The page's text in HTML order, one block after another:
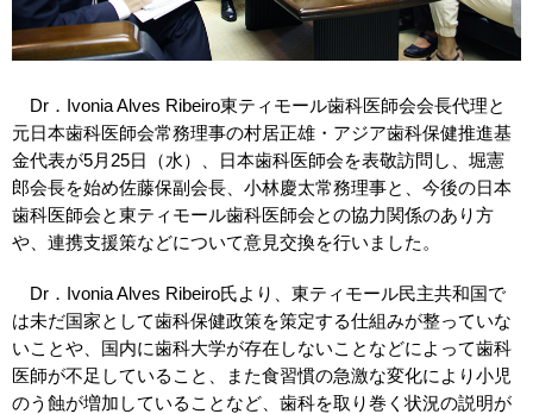
Dr．Ivonia Alves Ribeiro東ティモール歯科医師会会長代理と
元日本歯科医師会常務理事の村居正雄・アジア歯科保健推進基
金代表が5月25日（水）、日本歯科医師会を表敬訪問し、堀憲
郎会長を始め佐藤保副会長、小林慶太常務理事と、今後の日本
歯科医師会と東ティモール歯科医師会との協力関係のあり方
や、連携支援策などについて意見交換を行いました。
Dr．Ivonia Alves Ribeiro氏より、東ティモール民主共和国で
は未だ国家として歯科保健政策を策定する仕組みが整っていな
いことや、国内に歯科大学が存在しないことなどによって歯科
医師が不足していること、また食習慣の急激な変化により小児
のう蝕が増加していることなど、歯科を取り巻く状況の説明が